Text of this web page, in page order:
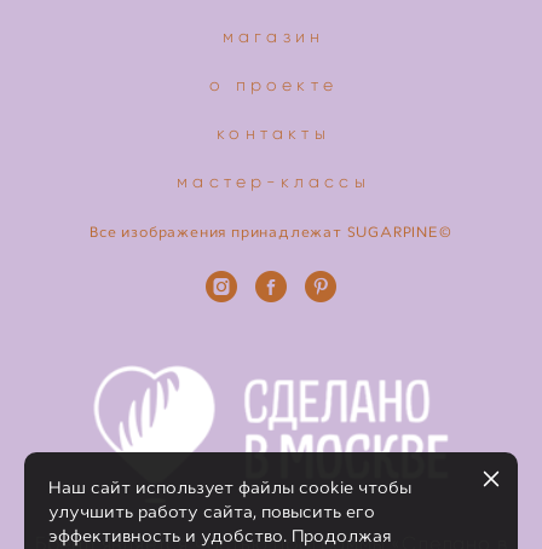
магазин
о проекте
контакты
мастер-классы
Все изображения принадлежат SUGARPINE©
Бренд является частью программы «Сделано в
Наш сайт использует файлы cookie чтобы
улучшить работу сайта, повысить его
эффективность и удобство. Продолжая